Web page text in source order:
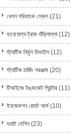
বেলন পরিবাহক স্কেল (21)
বহনযোগ্য ট্রাক দাঁড়িপাল্লা (12)
স্ট্যাটিক নির্মূল ডিভাইস (12)
স্ট্যাটিক চার্জিং সরঞ্জাম (20)
টিআইজে ইঙ্কজেট প্রিন্টার (11)
ইনজেকশন রোবট আর্ম (10)
ভরাট মেশিন (23)